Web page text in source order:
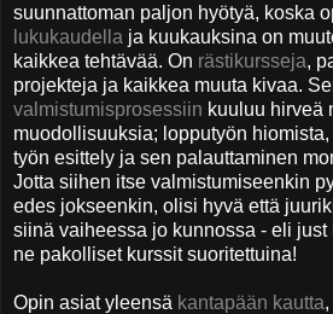
suunnattoman paljon hyötyä, koska
lukukaudella ja kuukauksina on
kaikkea tehtävää. On rästikursseja,
projekteja ja kaikkea muuta kivaa.
valmistumisprosessiin kuuluu hirveä
muodollisuuksia; lopputyön
työn esittely ja sen palauttaminen
Jotta siihen itse valmistumiseenkin
edes jokseenkin, olisi hyvä että
siinä vaiheessa jo kunnossa - eli
ne pakolliset kurssit suoritettuina!
Opin asiat yleensä kantapään kautta